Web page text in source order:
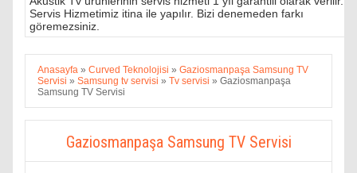
Servis Hizmetimiz itina ile yapılır. Bizi denemeden farkı
göremezsiniz.
Anasayfa » Curved Teknolojisi » Gaziosmanpaşa Samsung TV
Servisi » Samsung tv servisi » Tv servisi » Gaziosmanpaşa
Samsung TV Servisi
Gaziosmanpaşa Samsung TV Servisi